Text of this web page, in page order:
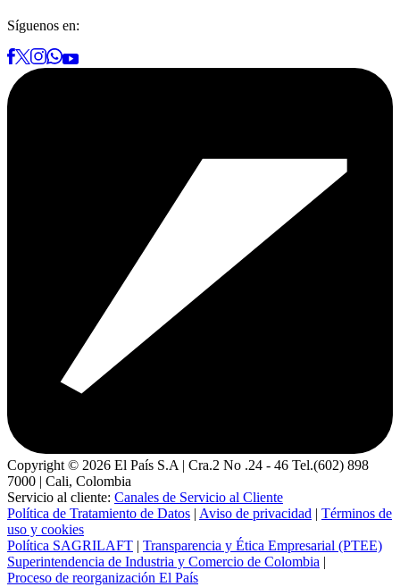
Síguenos en:
Copyright © 2026 El País S.A | Cra.2 No .24 - 46 Tel.(602) 898
7000 | Cali, Colombia
Servicio al cliente: Canales de Servicio al Cliente
Política de Tratamiento de Datos | Aviso de privacidad | Términos de
uso y cookies
Política SAGRILAFT | Transparencia y Ética Empresarial (PTEE)
Superintendencia de Industria y Comercio de Colombia |
Proceso de reorganización El País